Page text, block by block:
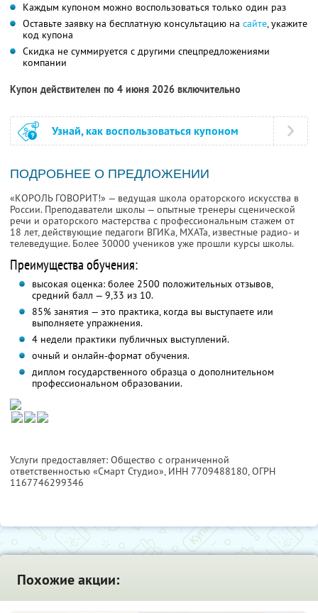
Каждым купоном можно воспользоваться только один раз
Оставьте заявку на бесплатную консультацию на сайте, укажите
код купона
Скидка не суммируется с другими спецпредложениями
компании
Купон действителен по 4 июня 2026 включительно
Узнай, как воспользоваться купоном
ПОДРОБНЕЕ О ПРЕДЛОЖЕНИИ
«КОРОЛЬ ГОВОРИТ!» — ведущая школа ораторского искусства в
России. Преподаватели школы — опытные тренеры сценической
речи и ораторского мастерства с профессиональным стажем от
18 лет, действующие педагоги ВГИКа, МХАТа, известные радио- и
телеведущие. Более 30000 учеников уже прошли курсы школы.
Преимущества обучения:
высокая оценка: более 2500 положительных отзывов,
средний балл — 9,33 из 10.
85% занятия — это практика, когда вы выступаете или
выполняете упражнения.
4 недели практики публичных выступлений.
очный и онлайн-формат обучения.
диплом государственного образца о дополнительном
профессиональном образовании.
Услуги предоставляет: Общество с ограниченной
ответственностью «Смарт Студио», ИНН 7709488180, ОГРН
1167746299346
Похожие акции: